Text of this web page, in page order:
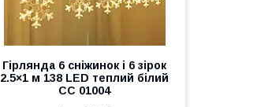
Гірлянда 6 сніжинок і 6 зірок
2.5×1 м 138 LED теплий білий
СС 01004